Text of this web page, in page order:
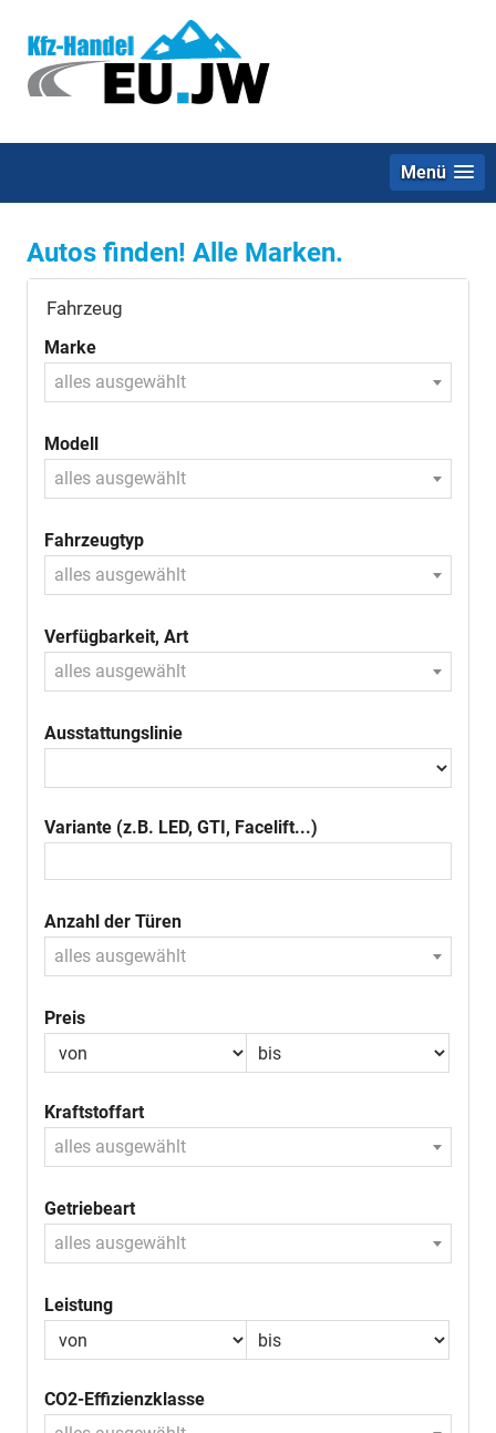
Menü
Autos finden! Alle Marken.
Fahrzeug
Marke
alles ausgewählt
Modell
alles ausgewählt
Fahrzeugtyp
alles ausgewählt
Verfügbarkeit, Art
alles ausgewählt
Ausstattungslinie
Variante (z.B. LED, GTI, Facelift...)
Anzahl der Türen
alles ausgewählt
Preis
Kraftstoffart
alles ausgewählt
Getriebeart
alles ausgewählt
Leistung
CO2-Effizienzklasse